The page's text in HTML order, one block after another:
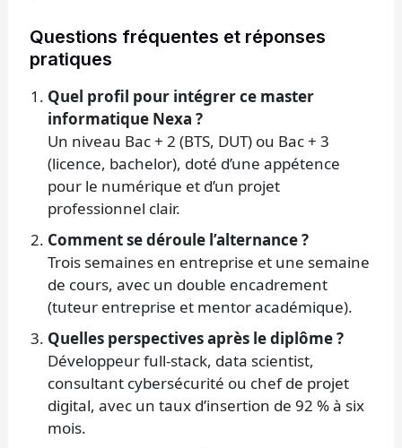
Questions fréquentes et réponses
pratiques
Quel profil pour intégrer ce master
informatique Nexa ?
Un niveau Bac + 2 (BTS, DUT) ou Bac + 3
(licence, bachelor), doté d’une appétence
pour le numérique et d’un projet
professionnel clair.
Comment se déroule l’alternance ?
Trois semaines en entreprise et une semaine
de cours, avec un double encadrement
(tuteur entreprise et mentor académique).
Quelles perspectives après le diplôme ?
Développeur full-stack, data scientist,
consultant cybersécurité ou chef de projet
digital, avec un taux d’insertion de 92 % à six
mois.